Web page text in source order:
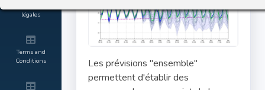
légales
Terms and
Conditions
Les prévisions "ensemble"
permettent d'établir des